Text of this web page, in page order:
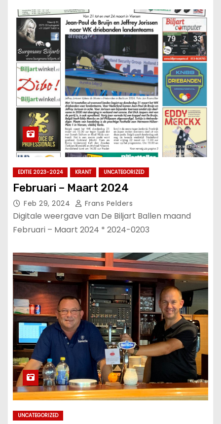
EDITIE 2023-2024 KRANT UNCATEGORIZED
Februari – Maart 2024
Feb 29, 2024 Frans Pelders
Digitale weergave van De Biljart Ballen maand
Februari – Maart 2024 * 2024-0203
UNCATEGORIZED